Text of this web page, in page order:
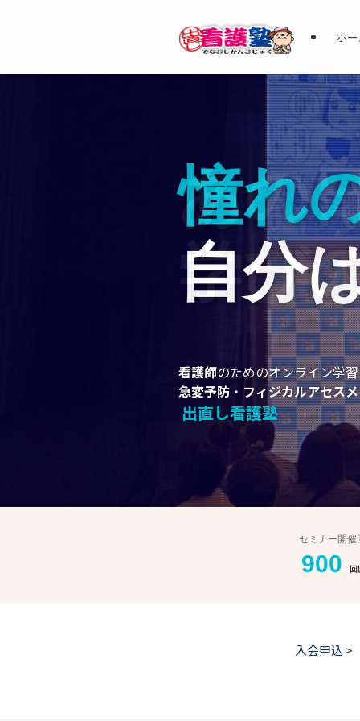
ホ
「あ
忘れ
看護師のためのオンライン学
急変予防 ・ フィジカルアセス
出直し看護塾
あの
学び
看護師のためのオンライン学
急変予防 ・ フィジカルアセス
出直し看護塾
憧れ
自分
看護師のためのオンライン学
急変予防 ・ フィジカルアセス
出直し看護塾
「あ
忘れ
看護師のためのオンライン学
急変予防 ・ フィジカルアセス
出直し看護塾
あの
学び
看護師のためのオンライン学
急変予防 ・ フィジカルアセス
出直し看護塾
セミナー開催
900 回
入会申込 >